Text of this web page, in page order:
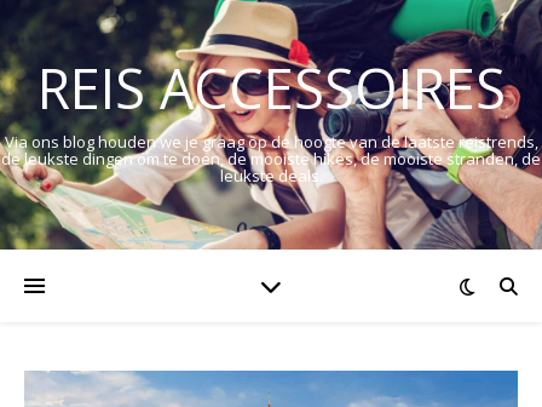
REIS ACCESSOIRES
Via ons blog houden we je graag op de hoogte van de laatste reistrends,
de leukste dingen om te doen, de mooiste hikes, de mooiste stranden, de
leukste deals.